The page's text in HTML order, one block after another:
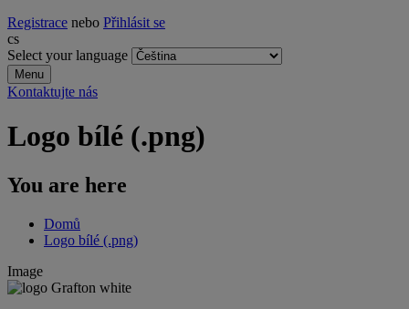
Registrace nebo Přihlásit se
cs
Select your language
Menu
Kontaktujte nás
Logo bílé (.png)
You are here
Domů
Logo bílé (.png)
Image